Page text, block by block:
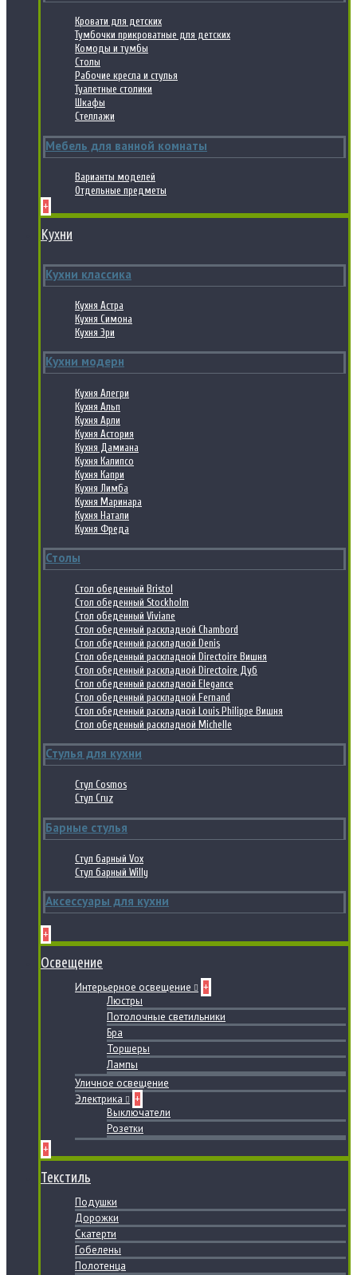
Кровати для детских
Тумбочки прикроватные для детских
Комоды и тумбы
Столы
Рабочие кресла и стулья
Туалетные столики
Шкафы
Стеллажи
Мебель для ванной комнаты
Варианты моделей
Отдельные предметы
+
Кухни
Кухни классика
Кухня Астра
Кухня Симона
Кухня Эри
Кухни модерн
Кухня Алегри
Кухня Альп
Кухня Арли
Кухня Астория
Кухня Дамиана
Кухня Калипсо
Кухня Капри
Кухня Лимба
Кухня Маринара
Кухня Натали
Кухня Фреда
Столы
Стол обеденный Bristol
Стол обеденный Stockholm
Стол обеденный Viviane
Стол обеденный раскладной Chambord
Стол обеденный раскладной Denis
Стол обеденный раскладной Directoire Вишня
Стол обеденный раскладной Directoire Дуб
Стол обеденный раскладной Elegance
Стол обеденный раскладной Fernand
Стол обеденный раскладной Louis Philippe Вишня
Стол обеденный раскладной Michelle
Стулья для кухни
Стул Cosmos
Стул Cruz
Барные стулья
Стул барный Vox
Стул барный Willy
Аксессуары для кухни
+
Освещение
Интерьерное освещение
+
Люстры
Потолочные светильники
Бра
Торшеры
Лампы
Уличное освещение
Электрика
+
Выключатели
Розетки
+
Текстиль
Подушки
Дорожки
Скатерти
Гобелены
Полотенца